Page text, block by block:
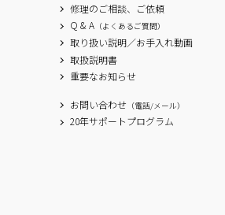
修理のご相談、ご依頼
Q & A （よくあるご質問）
取り扱い説明／お手入れ動画
取扱説明書
重要なお知らせ
お問い合わせ （電話/メール）
20年サポートプログラム